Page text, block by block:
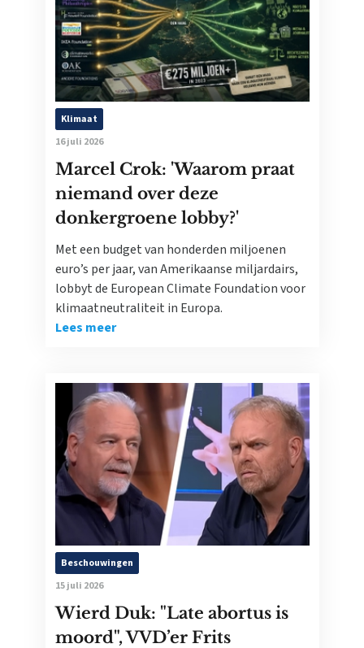
Klimaat
16 juli 2026
Marcel Crok: 'Waarom praat
niemand over deze
donkergroene lobby?'
Met een budget van honderden miljoenen
euro’s per jaar, van Amerikaanse miljardairs,
lobbyt de European Climate Foundation voor
klimaatneutraliteit in Europa.
Lees meer
Beschouwingen
15 juli 2026
Wierd Duk: "Late abortus is
moord", VVD’er Frits